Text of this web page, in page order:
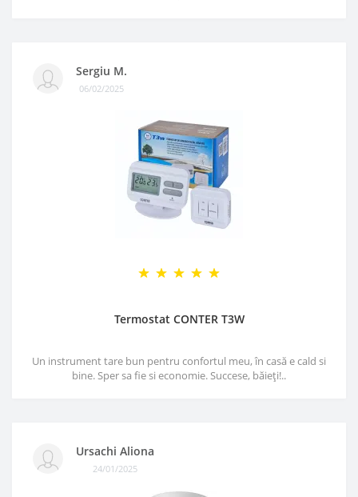
Sergiu M.
06/02/2025
Termostat CONTER T3W
Un instrument tare bun pentru confortul meu, în casă e cald si
bine. Sper sa fie si economie. Succese, băieți!..
Ursachi Aliona
24/01/2025